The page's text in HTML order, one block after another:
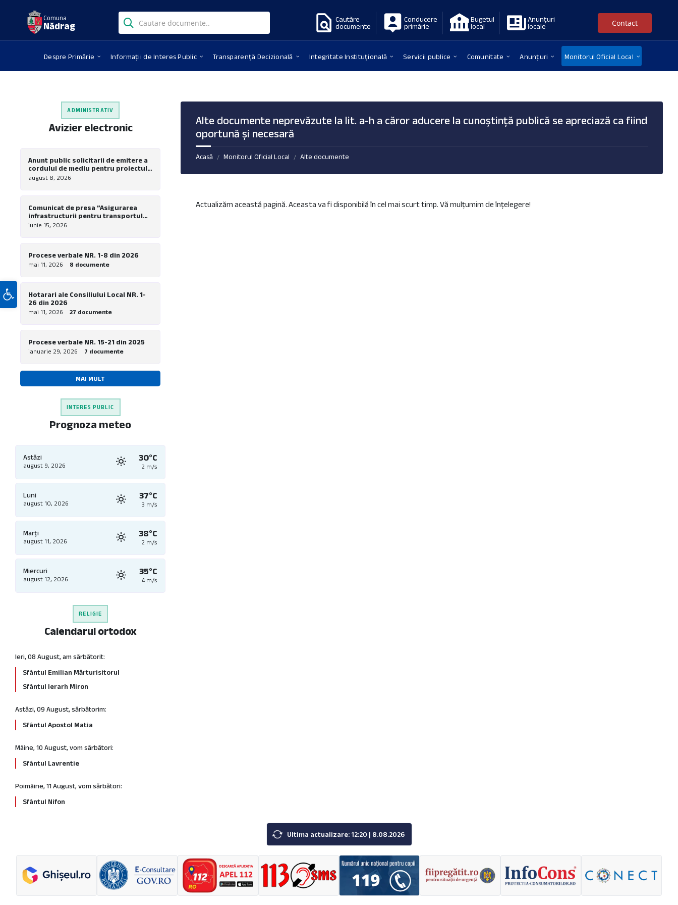
Deschide bara de unelte
sidebar
Comuna
Nădrag
Search:
Cautăre
documente
Conducere
primărie
Bugetul
local
Anunțuri
locale
Contact
Despre Primărie Informații de Interes Public Transparență Decizională Integritate Instituțională Servicii publice Comunitate Anunțuri Monitorul Oficial Local
Alte documente neprevăzute la lit. a-h a căror aducere la cunoștință publică se apreciază ca fiind
oportună și necesară
Acasă / Monitorul Oficial Local / Alte documente
Actualizăm această pagină. Aceasta va fi disponibilă în cel mai scurt timp. Vă mulțumim de înțelegere!
ADMINISTRATIV
Avizier electronic
Anunt public solicitarii de emitere a
cordului de mediu pentru proiectul
”Modernizare, extindere si dotare
august 8, 2026
Comunicat de presa ”Asigurarea
infrastructurii pentru transportul
verde in comuna Nadrag – Realizare
iunie 15, 2026
Procese verbale NR. 1-8 din 2026
mai 11, 2026 8 documente
Hotarari ale Consiliului Local NR. 1-
26 din 2026
mai 11, 2026 27 documente
Procese verbale NR. 15-21 din 2025
ianuarie 29, 2026 7 documente
MAI MULT
INTERES PUBLIC
Prognoza meteo
Astăzi
august 9, 2026
30°C
2 m/s
Luni
august 10, 2026
37°C
3 m/s
Marți
august 11, 2026
38°C
2 m/s
Miercuri
august 12, 2026
35°C
4 m/s
RELIGIE
Calendarul ortodox
Ieri, 08 August, am sărbătorit:
Sfântul Emilian Mărturisitorul
Sfântul Ierarh Miron
Astăzi, 09 August, sărbătorim:
Sfântul Apostol Matia
Mâine, 10 August, vom sărbători:
Sfântul Lavrentie
Poimâine, 11 August, vom sărbători:
Sfântul Nifon
Ultima actualizare: 12:20 | 8.08.2026